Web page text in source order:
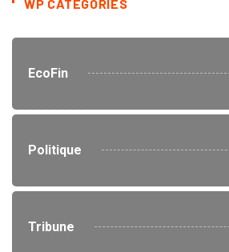
WP CATEGORIES
EcoFin
Politique
Tribune